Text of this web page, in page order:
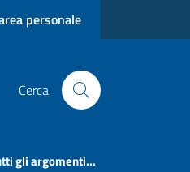
personale
Cerca
gli argomenti...